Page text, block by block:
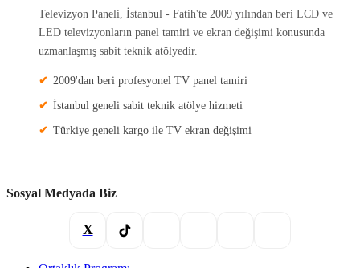
Televizyon Paneli, İstanbul - Fatih'te 2009 yılından beri LCD ve
LED televizyonların panel tamiri ve ekran değişimi konusunda
uzmanlaşmış sabit teknik atölyedir.
2009'dan beri profesyonel TV panel tamiri
İstanbul geneli sabit teknik atölye hizmeti
Türkiye geneli kargo ile TV ekran değişimi
Sosyal Medyada Biz
X